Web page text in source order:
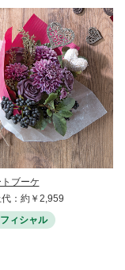
ブーケ
：約￥2,959
ィシャル